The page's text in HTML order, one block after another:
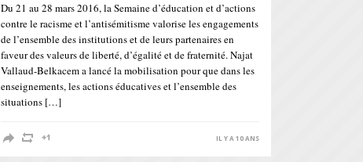
Du 21 au 28 mars 2016, la Semaine d’éducation et d’actions
contre le racisme et l’antisémitisme valorise les engagements
de l’ensemble des institutions et de leurs partenaires en
faveur des valeurs de liberté, d’égalité et de fraternité. Najat
Vallaud-Belkacem a lancé la mobilisation pour que dans les
enseignements, les actions éducatives et l’ensemble des
situations […]
IL Y A 10 ANS